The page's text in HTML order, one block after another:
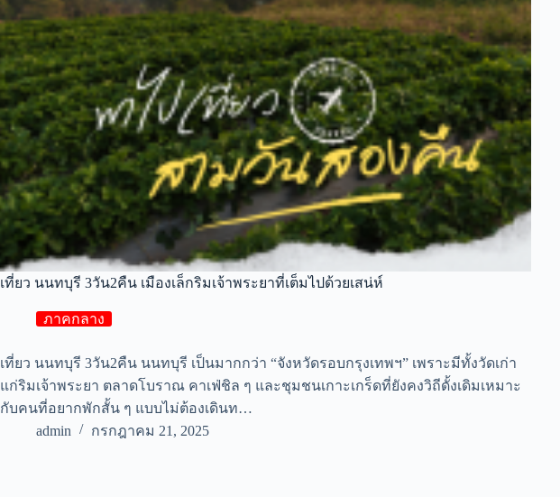
เที่ยว นนทบุรี 3วัน2คืน เมืองเล็กริมเจ้าพระยาที่เต็มไปด้วยเสน่ห์
ภาคกลาง
เที่ยว นนทบุรี 3วัน2คืน นนทบุรี เป็นมากกว่า “จังหวัดรอบกรุงเทพฯ” เพราะมีทั้งวัดเก่า
แก่ริมเจ้าพระยา ตลาดโบราณ คาเฟ่ชิล ๆ และชุมชนเกาะเกร็ดที่ยังคงวิถีดั้งเดิมเหมาะ
กับคนที่อยากพักสั้น ๆ แบบไม่ต้องเดินท…
admin
กรกฎาคม 21, 2025